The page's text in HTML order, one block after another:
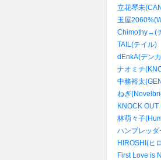
立花琴未
玉屋
Chimothy→(
TAIL(テイル)
dEnkA(デン
ナオミチ
中務裕太
ねぎ
KNOCK
林萌々子
ハンブレッダ
HIROSHI(ヒ
First Love is